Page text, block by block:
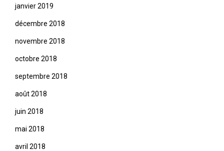
janvier 2019
décembre 2018
novembre 2018
octobre 2018
septembre 2018
août 2018
juin 2018
mai 2018
avril 2018